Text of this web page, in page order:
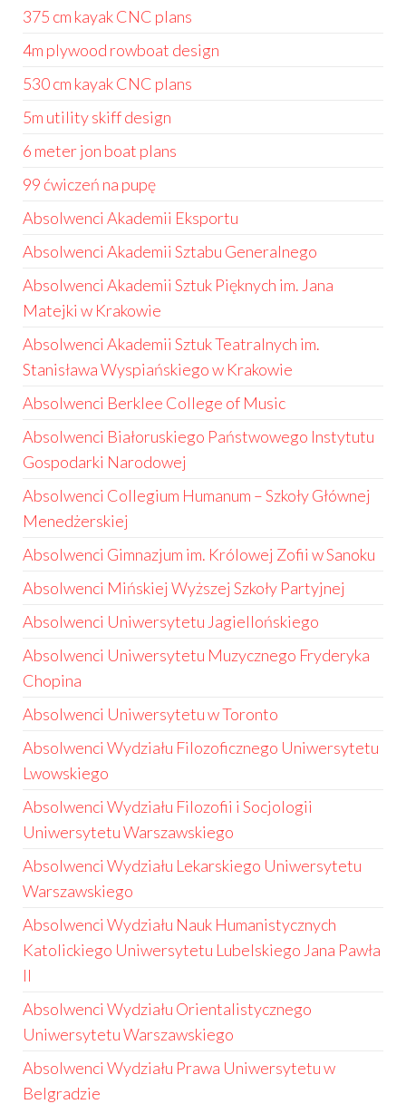
375 cm kayak CNC plans
4m plywood rowboat design
530 cm kayak CNC plans
5m utility skiff design
6 meter jon boat plans
99 ćwiczeń na pupę
Absolwenci Akademii Eksportu
Absolwenci Akademii Sztabu Generalnego
Absolwenci Akademii Sztuk Pięknych im. Jana
Matejki w Krakowie
Absolwenci Akademii Sztuk Teatralnych im.
Stanisława Wyspiańskiego w Krakowie
Absolwenci Berklee College of Music
Absolwenci Białoruskiego Państwowego Instytutu
Gospodarki Narodowej
Absolwenci Collegium Humanum – Szkoły Głównej
Menedżerskiej
Absolwenci Gimnazjum im. Królowej Zofii w Sanoku
Absolwenci Mińskiej Wyższej Szkoły Partyjnej
Absolwenci Uniwersytetu Jagiellońskiego
Absolwenci Uniwersytetu Muzycznego Fryderyka
Chopina
Absolwenci Uniwersytetu w Toronto
Absolwenci Wydziału Filozoficznego Uniwersytetu
Lwowskiego
Absolwenci Wydziału Filozofii i Socjologii
Uniwersytetu Warszawskiego
Absolwenci Wydziału Lekarskiego Uniwersytetu
Warszawskiego
Absolwenci Wydziału Nauk Humanistycznych
Katolickiego Uniwersytetu Lubelskiego Jana Pawła
II
Absolwenci Wydziału Orientalistycznego
Uniwersytetu Warszawskiego
Absolwenci Wydziału Prawa Uniwersytetu w
Belgradzie